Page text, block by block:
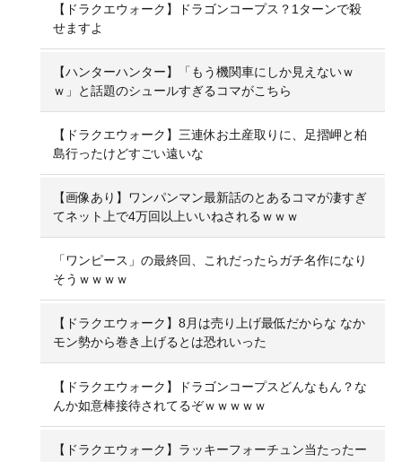
【ドラクエウォーク】ドラゴンコープス？1ターンで殺
せますよ
【ハンターハンター】「もう機関車にしか見えないｗ
ｗ」と話題のシュールすぎるコマがこちら
【ドラクエウォーク】三連休お土産取りに、足摺岬と柏
島行ったけどすごい遠いな
【画像あり】ワンパンマン最新話のとあるコマが凄すぎ
てネット上で4万回以上いいねされるｗｗｗ
「ワンピース」の最終回、これだったらガチ名作になり
そうｗｗｗｗ
【ドラクエウォーク】8月は売り上げ最低だからな なか
モン勢から巻き上げるとは恐れいった
【ドラクエウォーク】ドラゴンコープスどんなもん？な
んか如意棒接待されてるぞｗｗｗｗｗ
【ドラクエウォーク】ラッキーフォーチュン当たったー